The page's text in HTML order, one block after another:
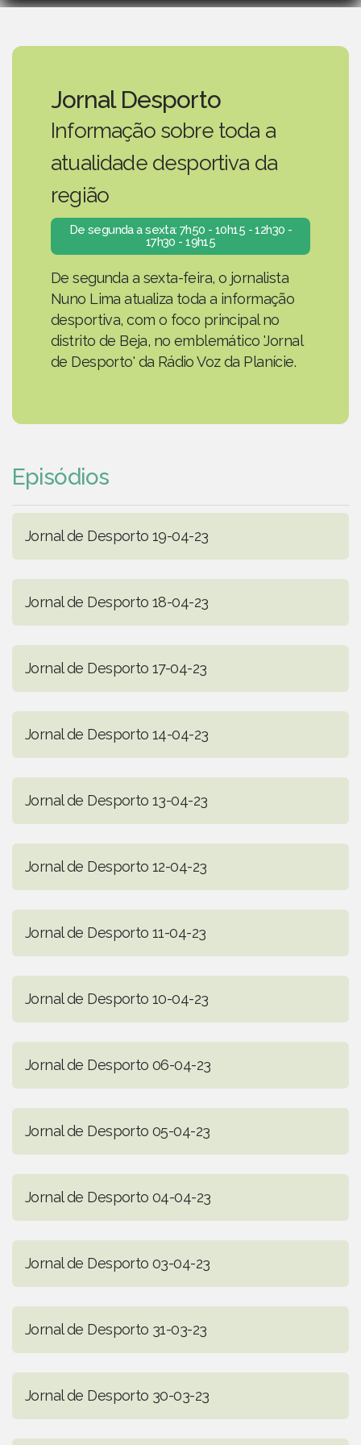
Jornal Desporto
Informação sobre toda a
atualidade desportiva da
região
De segunda a sexta: 7h50 - 10h15 - 12h30 -
17h30 - 19h15
De segunda a sexta-feira, o jornalista
Nuno Lima atualiza toda a informação
desportiva, com o foco principal no
distrito de Beja, no emblemático 'Jornal
de Desporto' da Rádio Voz da Planície.
Episódios
Jornal de Desporto 19-04-23
Jornal de Desporto 18-04-23
Jornal de Desporto 17-04-23
Jornal de Desporto 14-04-23
Jornal de Desporto 13-04-23
Jornal de Desporto 12-04-23
Jornal de Desporto 11-04-23
Jornal de Desporto 10-04-23
Jornal de Desporto 06-04-23
Jornal de Desporto 05-04-23
Jornal de Desporto 04-04-23
Jornal de Desporto 03-04-23
Jornal de Desporto 31-03-23
Jornal de Desporto 30-03-23